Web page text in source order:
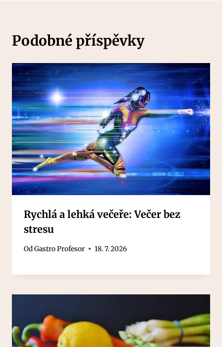
Podobné příspěvky
Rychlá a lehká večeře: Večer bez
stresu
OdGastro Profesor 18. 7. 2026